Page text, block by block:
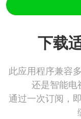
下载
此应用程序兼容
还是智能电
通过一次订阅，